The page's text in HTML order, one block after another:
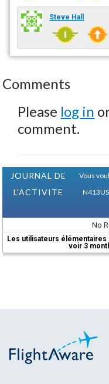
Steve Hall
Comments
Please log in
comment.
JOURNAL DE
L'ACTIVITE
Vous
No
Les utilisateurs
voir 3